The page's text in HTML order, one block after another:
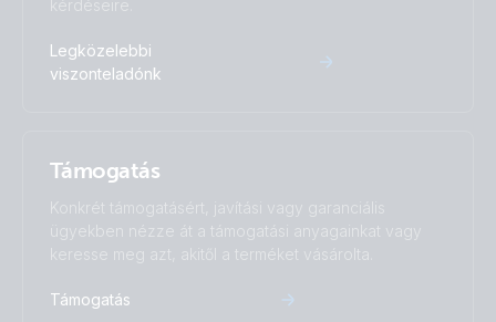
kérdéseire.
Legközelebbi
viszonteladónk
Támogatás
Konkrét támogatásért, javítási vagy garanciális
ügyekben nézze át a támogatási anyagainkat vagy
keresse meg azt, akitől a terméket vásárolta.
Támogatás